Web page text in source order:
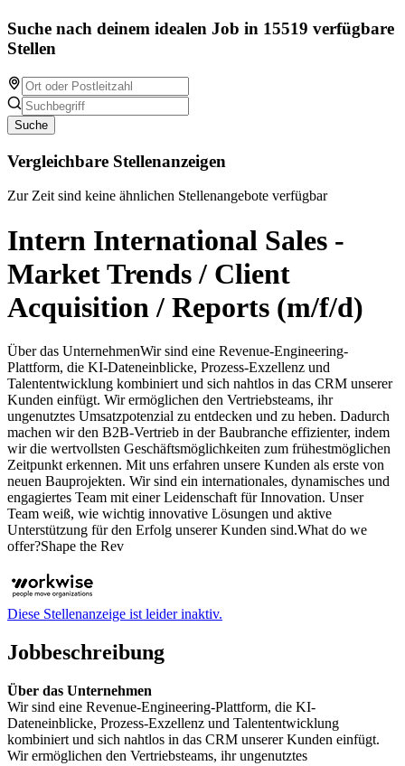
Suche nach deinem idealen Job in 15519 verfügbare
Stellen
Suche
Vergleichbare Stellenanzeigen
Zur Zeit sind keine ähnlichen Stellenangebote verfügbar
Intern International Sales -
Market Trends / Client
Acquisition / Reports (m/f/d)
Über das UnternehmenWir sind eine Revenue-Engineering-
Plattform, die KI-Dateneinblicke, Prozess-Exzellenz und
Talententwicklung kombiniert und sich nahtlos in das CRM unserer
Kunden einfügt. Wir ermöglichen den Vertriebsteams, ihr
ungenutztes Umsatzpotenzial zu entdecken und zu heben. Dadurch
machen wir den B2B-Vertrieb in der Baubranche effizienter, indem
wir die wertvollsten Geschäftsmöglichkeiten zum frühestmöglichen
Zeitpunkt erkennen. Mit uns erfahren unsere Kunden als erste von
neuen Bauprojekten. Wir sind ein internationales, dynamisches und
engagiertes Team mit einer Leidenschaft für Innovation. Unser
Team weiß, wie wichtig innovative Lösungen und aktive
Unterstützung für den Erfolg unserer Kunden sind.What do we
offer?Shape the Rev
Diese Stellenanzeige ist leider inaktiv.
Jobbeschreibung
Über das Unternehmen
Wir sind eine Revenue-Engineering-Plattform, die KI-
Dateneinblicke, Prozess-Exzellenz und Talententwicklung
kombiniert und sich nahtlos in das CRM unserer Kunden einfügt.
Wir ermöglichen den Vertriebsteams, ihr ungenutztes